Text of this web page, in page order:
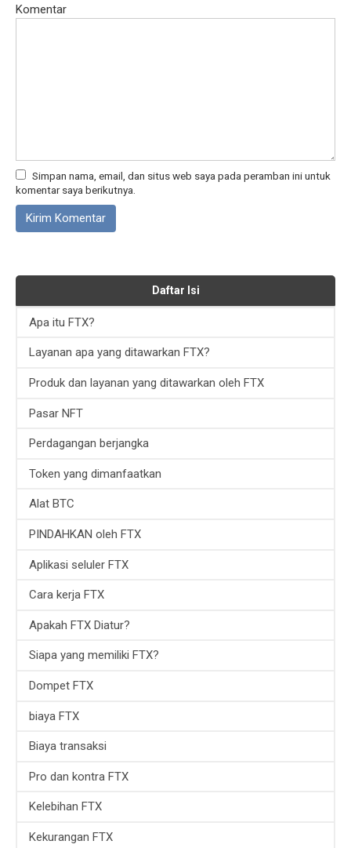
Komentar
Simpan nama, email, dan situs web saya pada peramban ini untuk
komentar saya berikutnya.
Daftar Isi
Apa itu FTX?
Layanan apa yang ditawarkan FTX?
Produk dan layanan yang ditawarkan oleh FTX
Pasar NFT
Perdagangan berjangka
Token yang dimanfaatkan
Alat BTC
PINDAHKAN oleh FTX
Aplikasi seluler FTX
Cara kerja FTX
Apakah FTX Diatur?
Siapa yang memiliki FTX?
Dompet FTX
biaya FTX
Biaya transaksi
Pro dan kontra FTX
Kelebihan FTX
Kekurangan FTX